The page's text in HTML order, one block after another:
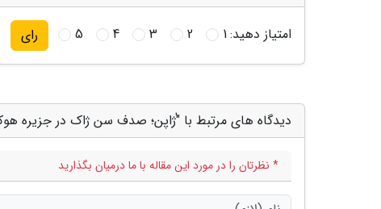
امتیاز دهید:1
2
3
4
5 رای
دیدگاه های مرتبط با "ٰژاپن؛ صدف سن ژاک در جزیره
* نظرتان را در مورد این مقاله با ما درمیان بگذارید